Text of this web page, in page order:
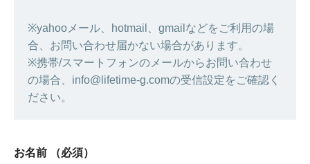
※yahooメール、hotmail、gmailなどをご利用の場
合、お問い合わせ届かない場合があります。
※携帯/スマートフォンのメールからお問い合わせ
の場合、info@lifetime-g.comの受信設定をご確認く
ださい。
お名前 （必須）